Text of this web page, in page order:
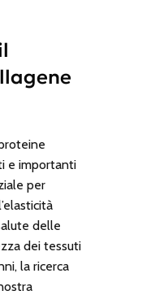
e importanti
per
delle
dei tessuti
la ricerca